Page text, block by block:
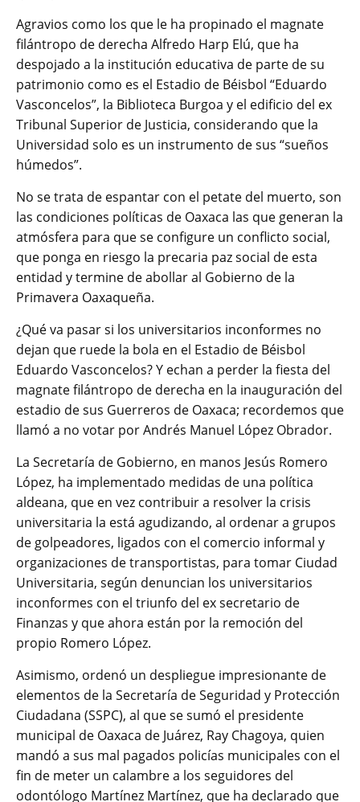
Agravios como los que le ha propinado el magnate
filántropo de derecha Alfredo Harp Elú, que ha
despojado a la institución educativa de parte de su
patrimonio como es el Estadio de Béisbol “Eduardo
Vasconcelos”, la Biblioteca Burgoa y el edificio del ex
Tribunal Superior de Justicia, considerando que la
Universidad solo es un instrumento de sus “sueños
húmedos”.
No se trata de espantar con el petate del muerto, son
las condiciones políticas de Oaxaca las que generan la
atmósfera para que se configure un conflicto social,
que ponga en riesgo la precaria paz social de esta
entidad y termine de abollar al Gobierno de la
Primavera Oaxaqueña.
¿Qué va pasar si los universitarios inconformes no
dejan que ruede la bola en el Estadio de Béisbol
Eduardo Vasconcelos? Y echan a perder la fiesta del
magnate filántropo de derecha en la inauguración del
estadio de sus Guerreros de Oaxaca; recordemos que
llamó a no votar por Andrés Manuel López Obrador.
La Secretaría de Gobierno, en manos Jesús Romero
López, ha implementado medidas de una política
aldeana, que en vez contribuir a resolver la crisis
universitaria la está agudizando, al ordenar a grupos
de golpeadores, ligados con el comercio informal y
organizaciones de transportistas, para tomar Ciudad
Universitaria, según denuncian los universitarios
inconformes con el triunfo del ex secretario de
Finanzas y que ahora están por la remoción del
propio Romero López.
Asimismo, ordenó un despliegue impresionante de
elementos de la Secretaría de Seguridad y Protección
Ciudadana (SSPC), al que se sumó el presidente
municipal de Oaxaca de Juárez, Ray Chagoya, quien
mandó a sus mal pagados policías municipales con el
fin de meter un calambre a los seguidores del
odontólogo Martínez Martínez, que ha declarado que